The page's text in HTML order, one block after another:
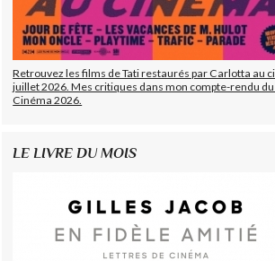
Retrouvez les films de Tati restaurés par Carlotta au
juillet 2026. Mes critiques dans mon compte-rendu
Cinéma 2026.
LE LIVRE DU MOIS